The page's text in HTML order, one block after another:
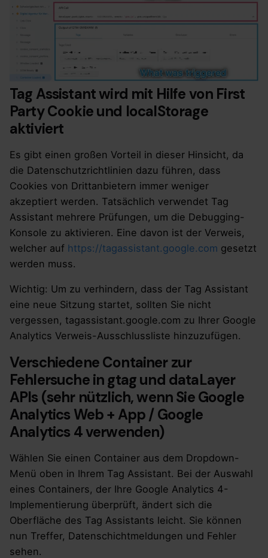
Tag Assistant wird mit Hilfe von First
Party Cookie und localStorage
aktiviert
Es gibt einen großen Vorteil in dieser Hinsicht, da
die Datenschutzrichtlinien dazu führen, dass
Cookies von Drittanbietern immer weniger
akzeptiert werden. Tatsächlich verwendet Tag
Assistant mehrere Prüfungen, um die Debugging-
Konsole zu aktivieren. Eine davon ist der Verweis,
welcher auf https://tagassistant.google.com gesetzt
werden muss.
Wichtig: Um zu verhindern, dass der Tag Assistant
eine neue Sitzung startet, sollten Sie nicht
vergessen, tagassistant.google.com zu Ihrer Google
Analytics Verweis-Ausschlussliste hinzuzufügen.
Verschiedene Container zur
Fehlersuche in gtag und dataLayer
APIs (sehr nützlich, wenn Sie Google
Analytics Web + App / Google
Analytics 4 verwenden)
Wählen Sie einen Container aus dem Dropdown-
Menü oben in Ihrem Tag Assistant. Bei der Auswahl
eines Containers, der Ihre Google Analytics 4-
Implementierung überprüft, ändert sich die
Oberfläche des Tag Assistants leicht. Sie können
nun Treffer, Datenschichtmeldungen und Fehler
sehen.